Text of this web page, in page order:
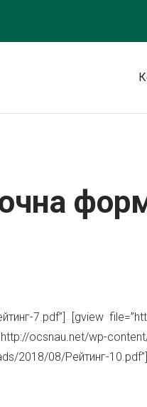
7.pdf”] [gview
ocsnau.net/wp-
2018/08/Рейтинг-10.pdf”]